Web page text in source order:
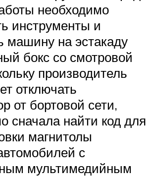
необходимо
инструменты и
машину на эстакаду
бокс со смотровой
производитель
отключать
от бортовой сети,
сначала найти код для
магнитолы
с
мультимедийным